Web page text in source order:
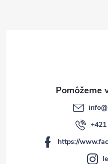
info@
https://